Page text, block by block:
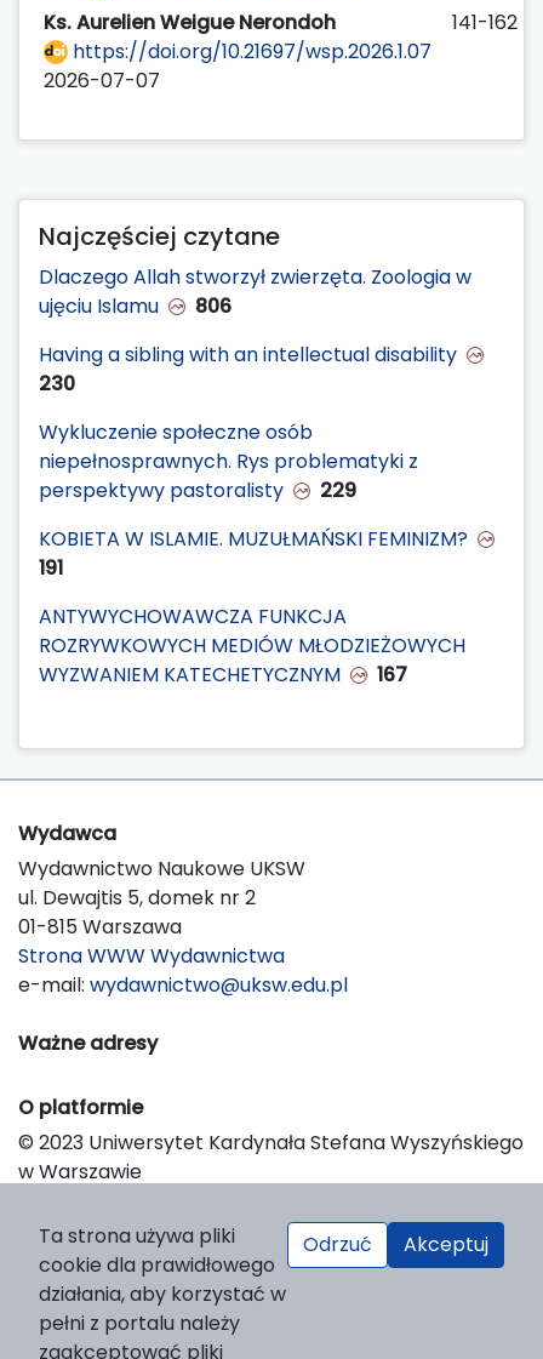
Ks. Aurelien Weigue Nerondoh
141-162
https://doi.org/10.21697/wsp.2026.1.07
2026-07-07
Najczęściej czytane
Dlaczego Allah stworzył zwierzęta. Zoologia w
ujęciu Islamu
806
Having a sibling with an intellectual disability
230
Wykluczenie społeczne osób
niepełnosprawnych. Rys problematyki z
perspektywy pastoralisty
229
KOBIETA W ISLAMIE. MUZUŁMAŃSKI FEMINIZM?
191
ANTYWYCHOWAWCZA FUNKCJA
ROZRYWKOWYCH MEDIÓW MŁODZIEŻOWYCH
WYZWANIEM KATECHETYCZNYM
167
Wydawca
Wydawnictwo Naukowe UKSW
ul. Dewajtis 5, domek nr 2
01-815 Warszawa
Strona WWW Wydawnictwa
e-mail: wydawnictwo@uksw.edu.pl
Ważne adresy
O platformie
© 2023 Uniwersytet Kardynała Stefana Wyszyńskiego
w Warszawie
Platform & Workflow by OJS/PKP
Ta strona używa pliki
cookie dla prawidłowego
działania, aby korzystać w
pełni z portalu należy
zaakceptować pliki
Odrzuć Akceptuj